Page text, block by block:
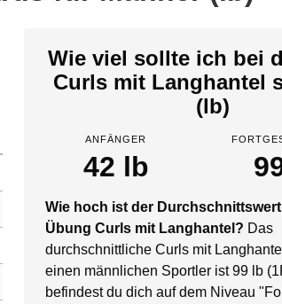
Wie viel sollte ich bei
Curls mit Langhantel
(lb)
ANFÄNGER
42 lb
Wie hoch ist der
Übung Curls mit Langhantel? Das
durchschnittliche Curls mit
einen männlichen Sportler ist 99 lb
befindest du dich auf dem Niveau